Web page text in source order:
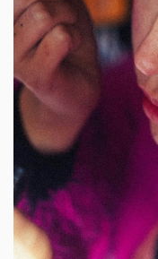
Wellness
1817
ПОСЛЕДВАЙТЕ
НИ